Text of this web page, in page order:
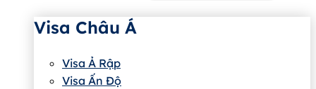
Visa Châu Á
Visa Ả Rập
Visa Ấn Độ